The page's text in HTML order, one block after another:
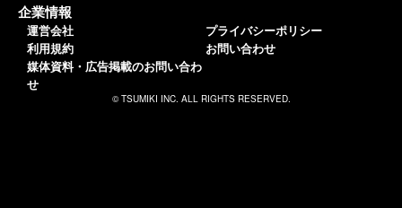
企業情報
運営会社
利用規約
媒体資料・広告掲載のお問い合わ
せ
プライバシーポリシー
お問い合わせ
© TSUMIKI INC. ALL RIGHTS RESERVED.